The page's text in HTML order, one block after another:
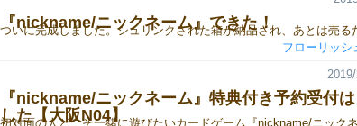
『nickname/ニックネーム』できた！
フローリッシ
『nickname/ニックネーム』特典付き予約受付
した【大阪N04】